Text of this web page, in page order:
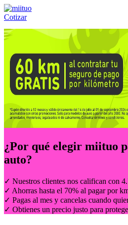
Cotizar
Llámanos al:(55) 84-21-05-00 ó
¿Por qué elegir miituo
auto?
✓ Nuestros clientes nos califican con
✓ Ahorras hasta el 70% al pagar por
✓ Pagas al mes y cancelas cuando
✓ Obtienes un precio justo para